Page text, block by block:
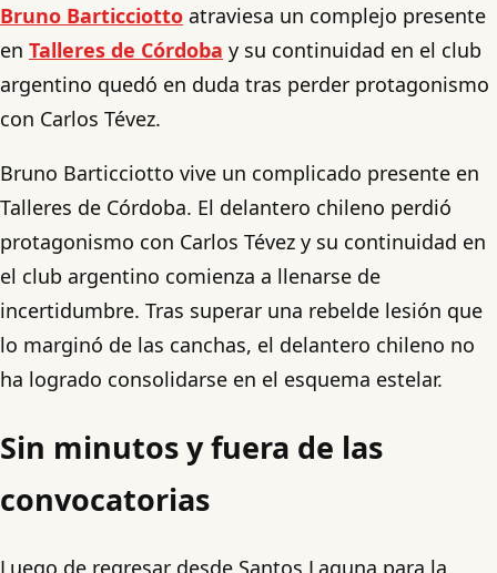
Bruno Barticciotto atraviesa un complejo presente
en Talleres de Córdoba y su continuidad en el club
argentino quedó en duda tras perder protagonismo
con Carlos Tévez.
Bruno Barticciotto vive un complicado presente en
Talleres de Córdoba. El delantero chileno perdió
protagonismo con Carlos Tévez y su continuidad en
el club argentino comienza a llenarse de
incertidumbre. Tras superar una rebelde lesión que
lo marginó de las canchas, el delantero chileno no
ha logrado consolidarse en el esquema estelar.
Sin minutos y fuera de las
convocatorias
Luego de regresar desde Santos Laguna para la